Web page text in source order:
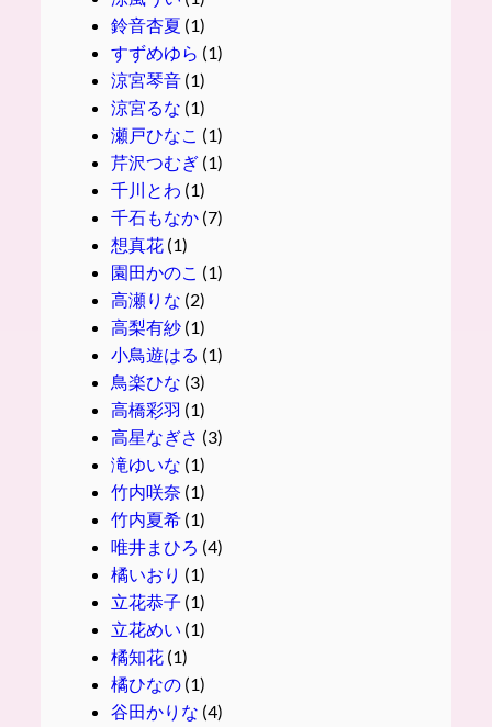
鈴音杏夏 (1)
すずめゆら (1)
涼宮琴音(1)
涼宮るな (1)
瀬戸ひなこ (1)
芹沢つむぎ(1)
千川とわ (1)
千石もなか(7)
想真花(1)
園田かのこ (1)
高瀬りな (2)
高梨有紗(1)
小鳥遊はる (1)
鳥楽ひな (3)
高橋彩羽 (1)
高星なぎさ (3)
滝ゆいな (1)
竹内咲奈 (1)
竹内夏希(1)
唯井まひろ (4)
橘いおり (1)
立花恭子 (1)
立花めい (1)
橘知花(1)
橘ひなの(1)
谷田かりな (4)